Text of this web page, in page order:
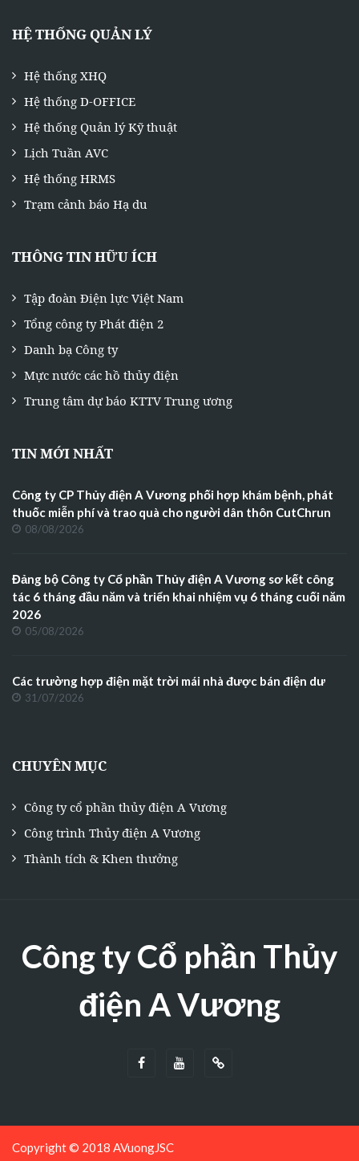
HỆ THỐNG QUẢN LÝ
Hệ thống XHQ
Hệ thống D-OFFICE
Hệ thống Quản lý Kỹ thuật
Lịch Tuần AVC
Hệ thống HRMS
Trạm cảnh báo Hạ du
THÔNG TIN HỮU ÍCH
Tập đoàn Điện lực Việt Nam
Tổng công ty Phát điện 2
Danh bạ Công ty
Mực nước các hồ thủy điện
Trung tâm dự báo KTTV Trung ương
TIN MỚI NHẤT
Công ty CP Thủy điện A Vương phối hợp khám bệnh, phát
thuốc miễn phí và trao quà cho người dân thôn CutChrun
08/08/2026
Đảng bộ Công ty Cổ phần Thủy điện A Vương sơ kết công
tác 6 tháng đầu năm và triển khai nhiệm vụ 6 tháng cuối năm
2026
05/08/2026
Các trường hợp điện mặt trời mái nhà được bán điện dư
31/07/2026
CHUYÊN MỤC
Công ty cổ phần thủy điện A Vương
Công trình Thủy điện A Vương
Thành tích & Khen thưởng
Công ty Cổ phần Thủy
điện A Vương
Copyright © 2018 AVuongJSC